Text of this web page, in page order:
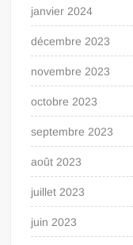
janvier 2024
décembre 2023
novembre 2023
octobre 2023
septembre 2023
août 2023
juillet 2023
juin 2023